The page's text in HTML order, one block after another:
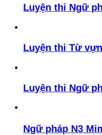
Luyện thi Ngữ
Luyện thi Từ
Luyện thi Ngữ
Ngữ pháp N3